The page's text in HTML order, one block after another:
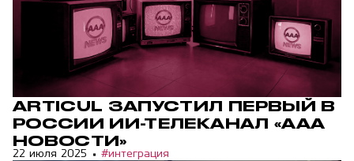
ARTICUL ЗАПУСТИЛ ПЕРВЫЙ В
РОССИИ ИИ-ТЕЛЕКАНАЛ «ААА
НОВОСТИ»
22 июля 2025 #интеграция